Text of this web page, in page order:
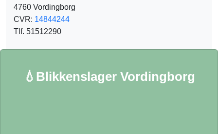
4760 Vordingborg
CVR: 14844244
Tlf. 51512290
💧Blikkenslager Vordingborg